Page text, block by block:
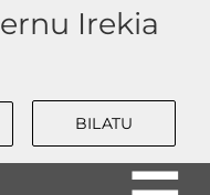
Irekia